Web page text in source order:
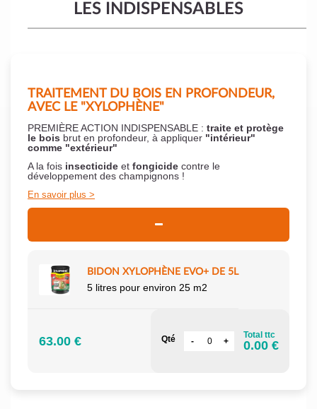
LES INDISPENSABLES
TRAITEMENT DU BOIS EN PROFONDEUR,
AVEC LE "XYLOPHÈNE"
PREMIÈRE ACTION INDISPENSABLE : traite et protège
le bois brut en profondeur, à appliquer "intérieur"
comme "extérieur"
A la fois insecticide et fongicide contre le
développement des champignons !
En savoir plus
BIDON XYLOPHÈNE EVO+ DE 5L
5 litres pour environ 25 m2
63.00 € Qté Total ttc
0.00 €